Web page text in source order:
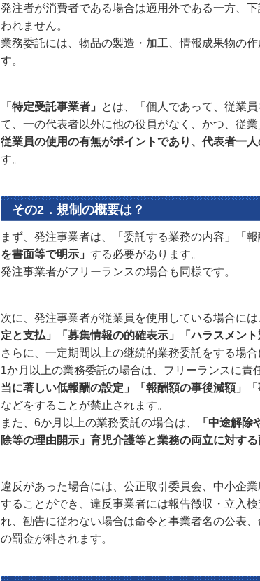
発注者が消費者である場合は適用外である一方、
われません。
業務委託には、物品の製造・加工、情報成果物の
す。
「特定受託事業者」
とは、「個人であって、従業
て、一の代表者以外に他の役員がなく、かつ、従業
従業員の使用の有無がポイントであり、代表者一
す。
その2．規制の概要は？
まず、発注事業者は、「委託する業務の内容」「
を書面等で明示」 する必要があります。
発注事業者がフリーランスの場合も同様です。
次に、発注事業者が従業員を使用している場合には
定と支払」「募集情報の的確表示」「ハラスメント
さらに、一定期間以上の継続的業務委託をする場
1か月以上の業務委託の場合は、フリーランスに責
当に著しい低報酬の設定」「報酬額の事後減額」
などをすることが禁止されます。
また、6か月以上の業務委託の場合は、
「中途解
除等の理由開示」育児介護等と業務の両立に対する
違反があった場合には、公正取引委員会、中小企
することができ、違反事業者には報告徴収・立入
れ、勧告に従わない場合は命令と事業者名の公表
の罰金が科されます。